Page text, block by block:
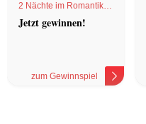
2 Nächte im Romantik
Hotel
Jetzt gewinnen!
zum Gewinnspiel